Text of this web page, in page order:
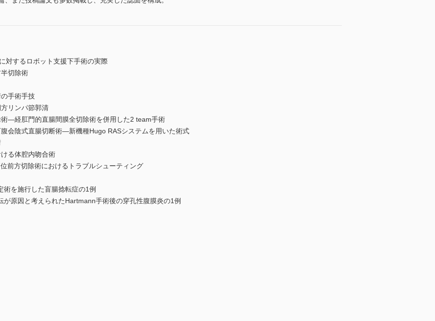
対するロボット支援下手術の実際
切除術
手術手技
リンパ節郭清
―経肛門的直腸間膜全切除術を併用した2 team手術
会陰式直腸切断術―新機種Hugo RASシステムを用いた術式
る体腔内吻合術
前方切除術におけるトラブルシューティング
を施行した盲腸捻転症の1例
原因と考えられたHartmann手術後の穿孔性腹膜炎の1例